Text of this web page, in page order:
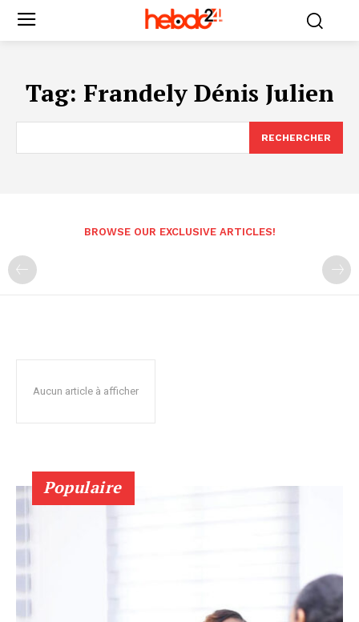
Tag: Frandely Dénis Julien
RECHERCHER
BROWSE OUR EXCLUSIVE ARTICLES!
Aucun article à afficher
Populaire